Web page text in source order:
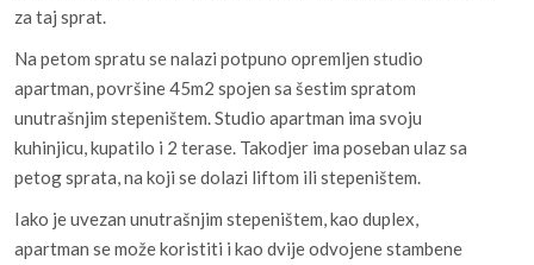
za taj sprat.
Na petom spratu se nalazi potpuno opremljen studio
apartman, površine 45m2 spojen sa šestim spratom
unutrašnjim stepeništem. Studio apartman ima svoju
kuhinjicu, kupatilo i 2 terase. Takodjer ima poseban ulaz sa
petog sprata, na koji se dolazi liftom ili stepeništem.
Iako je uvezan unutrašnjim stepeništem, kao duplex,
apartman se može koristiti i kao dvije odvojene stambene